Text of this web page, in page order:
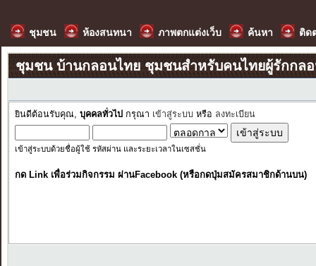
ชุมชน ห้องสนทนา ภาพตกแต่งเว็บ ค้นหา ติด
ชุมชน บ้านกลอนไทย ชุมชนสำหรับคนไทยผู้รักกล
ยินดีต้อนรับคุณ, บุคคลทั่วไป กรุณา เข้าสู่ระบบ หรือ ลงทะเบียน
เข้าสู่ระบบด้วยชื่อผู้ใช้ รหัสผ่าน และระยะเวลาในเซสชั่น
กด Link เพื่อร่วมกิจกรรม ผ่านFacebook (หรือกดปุ่มสมัครสมาชิกด้านบน)